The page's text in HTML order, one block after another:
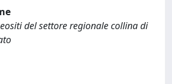
del settore regionale collina di